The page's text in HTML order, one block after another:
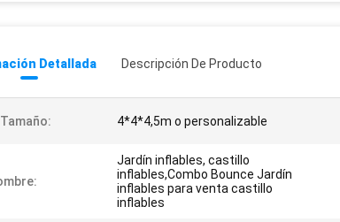
Detallada Descripción De Producto
4*4*4,5m o personalizable
Jardín inflables, castillo
inflables,Combo Bounce Jardín
inflables para venta castillo
inflables